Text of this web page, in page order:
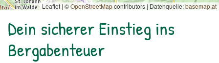
Leaflet | ©OpenStreetMapcontributors | Datenquelle:basemap.at
Dein sicherer Einstieg ins
Bergabenteuer